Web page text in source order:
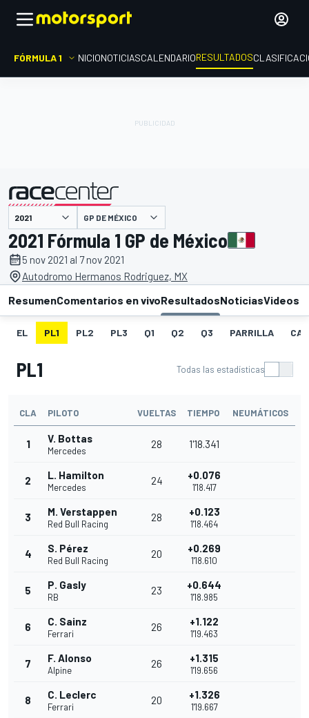
FÓRMULA 1 INICIONOTICIASCALENDARIORESULTADOS
presentado por GP DE MÉXICO
2021 Fórmula 1 GP de México
5 nov 2021 al 7 nov 2021
Autodromo Hermanos Rodriguez, MX
ResumenComentarios en vivoResultadosNoticiasVideos
EL PL1 PL2 PL3 Q1 Q2 Q3 PARRILLA
PL1 Todas las estadísticas
CLA PILOTO VUELTAS TIEMPO NEUMÁTICOS
1 V. Bottas
Mercedes
28 1'18.341
2 L. Hamilton
Mercedes
24 +0.076
1'18.417
3 M. Verstappen
Red Bull Racing
28 +0.123
1'18.464
4 S. Pérez
Red Bull Racing
20 +0.269
1'18.610
5 P. Gasly
RB
23 +0.644
1'18.985
6 C. Sainz
Ferrari
26 +1.122
1'19.463
7 F. Alonso
Alpine
26 +1.315
1'19.656
8 C. Leclerc
Ferrari
20 +1.326
1'19.667